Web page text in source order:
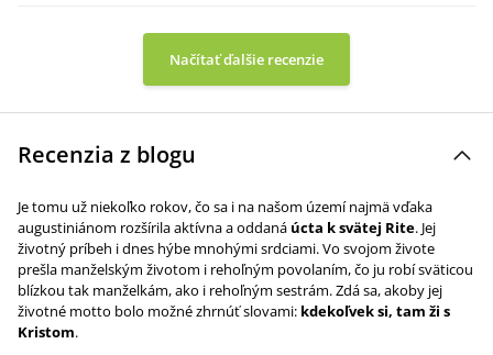
Načítať ďalšie recenzie
Recenzia z blogu
Je tomu už niekoľko rokov, čo sa i na našom území najmä vďaka
augustiniánom rozšírila aktívna a oddaná úcta k svätej Rite. Jej
životný príbeh i dnes hýbe mnohými srdciami. Vo svojom živote
prešla manželským životom i rehoľným povolaním, čo ju robí sväticou
blízkou tak manželkám, ako i rehoľným sestrám. Zdá sa, akoby jej
životné motto bolo možné zhrnúť slovami: kdekoľvek si, tam ži s
Kristom.